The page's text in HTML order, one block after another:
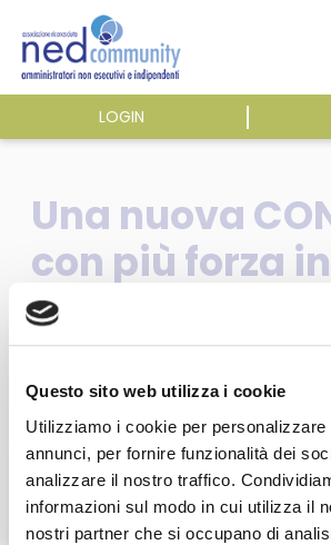
Questo sito web utilizza i cookie
Utilizziamo i cookie per personalizzare
annunci, per fornire funzionalità dei
analizzare il nostro traffico.
informazioni sul modo in cui utilizza il
nostri partner che si occupano di
content
LOGIN
ASSOCIAZIONE
ATTIVITÀ
EVENTI E NEWS
PUBBLICAZIONI
Una nuova
con più forza in
Europa – Orazio
Carabini,
Sabbatini – Il
Ore, 08/08/
Questa sezione è
associati